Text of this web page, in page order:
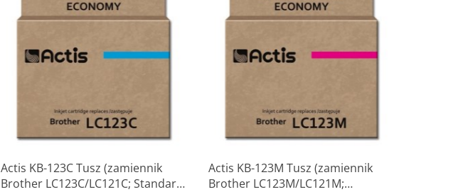
Actis KB-123C Tusz (zamiennik
Brother LC123C/LC121C; Standard;
Actis KB-123M Tusz (zamiennik
Brother LC123M/LC121M;